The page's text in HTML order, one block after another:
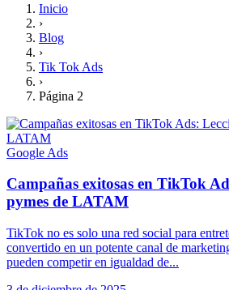
Inicio
›
Blog
›
Tik Tok Ads
›
Página 2
Google Ads
Campañas exitosas en TikTok
pymes de LATAM
TikTok no es solo una red social para
convertido en un potente canal de
pueden competir en igualdad de...